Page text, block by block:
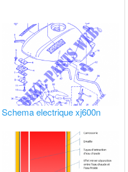
Schema electrique xj600n